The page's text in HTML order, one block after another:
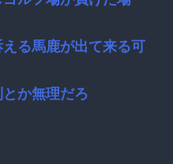
る馬鹿が出て来る可
か無理だろ